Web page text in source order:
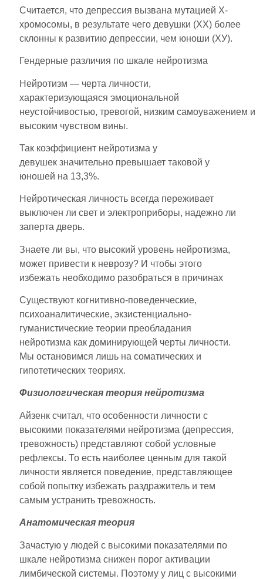
Считается, что депрессия вызвана мутацией Х-
хромосомы, в результате чего девушки (ХХ) более
склонны к развитию депрессии, чем юноши (ХУ).
Гендерные различия по шкале нейротизма
Нейротизм — черта личности,
характеризующаяся эмоциональной
неустойчивостью, тревогой, низким самоуважением и
высоким чувством вины.
Так коэффициент нейротизма у
девушек значительно превышает таковой у
юношей на 13,3%.
Нейротическая личность всегда переживает
выключен ли свет и электроприборы, надежно ли
заперта дверь.
Знаете ли вы, что высокий уровень нейротизма,
может привести к неврозу? И чтобы этого
избежать необходимо разобраться в причинах
Существуют когнитивно-поведенческие,
психоаналитические, экзистенциально-
гуманистические теории преобладания
нейротизма как доминирующей черты личности.
Мы остановимся лишь на соматических и
гипотетических теориях.
Физиологическая теория нейротизма
Айзенк считал, что особенности личности с
высокими показателями нейротизма (депрессия,
тревожность) представляют собой условные
рефлексы. То есть наиболее ценным для такой
личности является поведение, представляющее
собой попытку избежать раздражитель и тем
самым устранить тревожность.
Анатомическая теория
Зачастую у людей с высокими показателями по
шкале нейротизма снижен порог активации
лимбической системы. Поэтому у лиц с высокими